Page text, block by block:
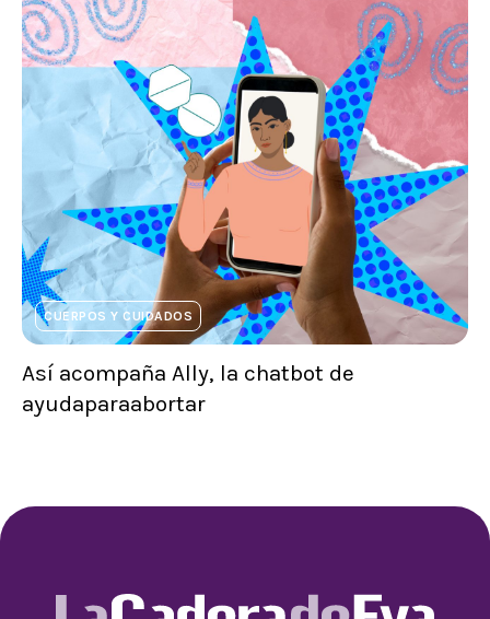
CUERPOS Y CUIDADOS
Así acompaña Ally, la chatbot de
ayudaparaabortar